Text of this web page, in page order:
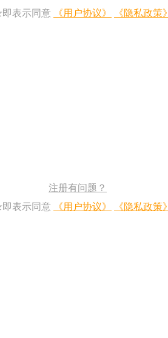
即表示同意
《用户协议》
《隐私政策》
注册有问题？
即表示同意
《用户协议》
《隐私政策》